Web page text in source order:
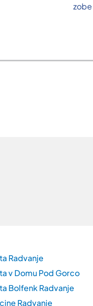
zobe
Radvanje
v Domu Pod Gorco
Bolfenk Radvanje
Radvanje